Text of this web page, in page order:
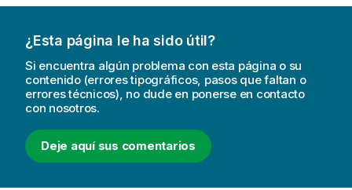
¿Esta página le ha sido útil?
Si encuentra algún problema con esta página o su
contenido (errores tipográficos, pasos que faltan o
errores técnicos), no dude en ponerse en contacto
con nosotros.
Deje aquí sus comentarios